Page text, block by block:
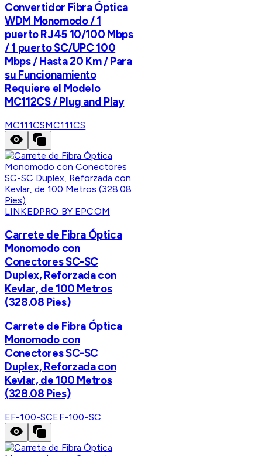
Convertidor Fibra Óptica
WDM Monomodo / 1
puerto RJ45 10/100 Mbps
/ 1 puerto SC/UPC 100
Mbps / Hasta 20 Km / Para
su Funcionamiento
Requiere el Modelo
MC112CS / Plug and Play
MC111CSMC111CS
LINKEDPRO BY EPCOM
Carrete de Fibra Óptica
Monomodo con
Conectores SC-SC
Duplex, Reforzada con
Kevlar, de 100 Metros
(328.08 Pies)
Carrete de Fibra Óptica
Monomodo con
Conectores SC-SC
Duplex, Reforzada con
Kevlar, de 100 Metros
(328.08 Pies)
EF-100-SCEF-100-SC